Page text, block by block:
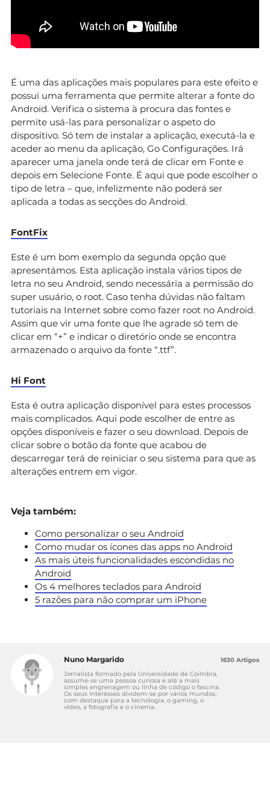
É uma das aplicações mais populares para este efeito e
possui uma ferramenta que permite alterar a fonte do
Android. Verifica o sistema à procura das fontes e
permite usá-las para personalizar o aspeto do
dispositivo. Só tem de instalar a aplicação, executá-la e
aceder ao menu da aplicação, Go Configurações. Irá
aparecer uma janela onde terá de clicar em Fonte e
depois em Selecione Fonte. É aqui que pode escolher o
tipo de letra – que, infelizmente não poderá ser
aplicada a todas as secções do Android.
FontFix
Este é um bom exemplo da segunda opção que
apresentámos. Esta aplicação instala vários tipos de
letra no seu Android, sendo necessária a permissão do
super usuário, o root. Caso tenha dúvidas não faltam
tutoriais na Internet sobre como fazer root no Android.
Assim que vir uma fonte que lhe agrade só tem de
clicar em “+” e indicar o diretório onde se encontra
armazenado o arquivo da fonte “.ttf”.
Hi Font
Esta é outra aplicação disponível para estes processos
mais complicados. Aqui pode escolher de entre as
opções disponíveis e fazer o seu download. Depois de
clicar sobre o botão da fonte que acabou de
descarregar terá de reiniciar o seu sistema para que as
alterações entrem em vigor.
Veja também:
Como personalizar o seu Android
Como mudar os ícones das apps no Android
As mais úteis funcionalidades escondidas no
Android
Os 4 melhores teclados para Android
5 razões para não comprar um iPhone
Nuno Margarido
Jornalista formado pela Universidade de Coimbra,
assume-se uma pessoa curiosa e até a mais
simples engrenagem ou linha de código o fascina.
Os seus interesses dividem-se por vários mundos,
com destaque para a tecnologia, o gaming, o
vídeo, a fotografia e o cinema.
1630 Artigos